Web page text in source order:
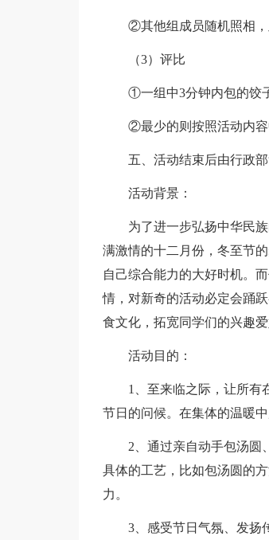
②其他组成员随机照相，
（3）评比
①一组中3分钟内包的饺
②最少的则按照活动内容
五、活动结束后由行政
活动背景：
为了进一步弘扬中华民
满激情的十二月份，冬至节
自己综合能力的大好时机。
情，对新奇的活动必定会踊
食文化，拓宽同学们的兴趣爱
活动目的：
1、至来临之际，让所有
节日的问候。在集体的温暖
2、通过亲自动手包汤圆
具体的工艺，比如包汤圆的
力。
3、感受节日气氛、发扬